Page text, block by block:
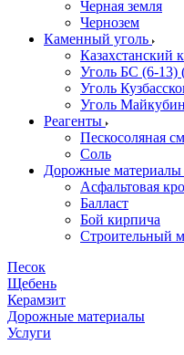
Черная земля
Чернозем
Каменный уголь
Казахстанский
Уголь БС (6-13)
Уголь
Уголь
Реагенты
Пескосоляная
Соль
Дорожные материалы
Асфальтовая
Балласт
Бой кирпича
Строительный
Песок
Щебень
Керамзит
Дорожные материалы
Услуги